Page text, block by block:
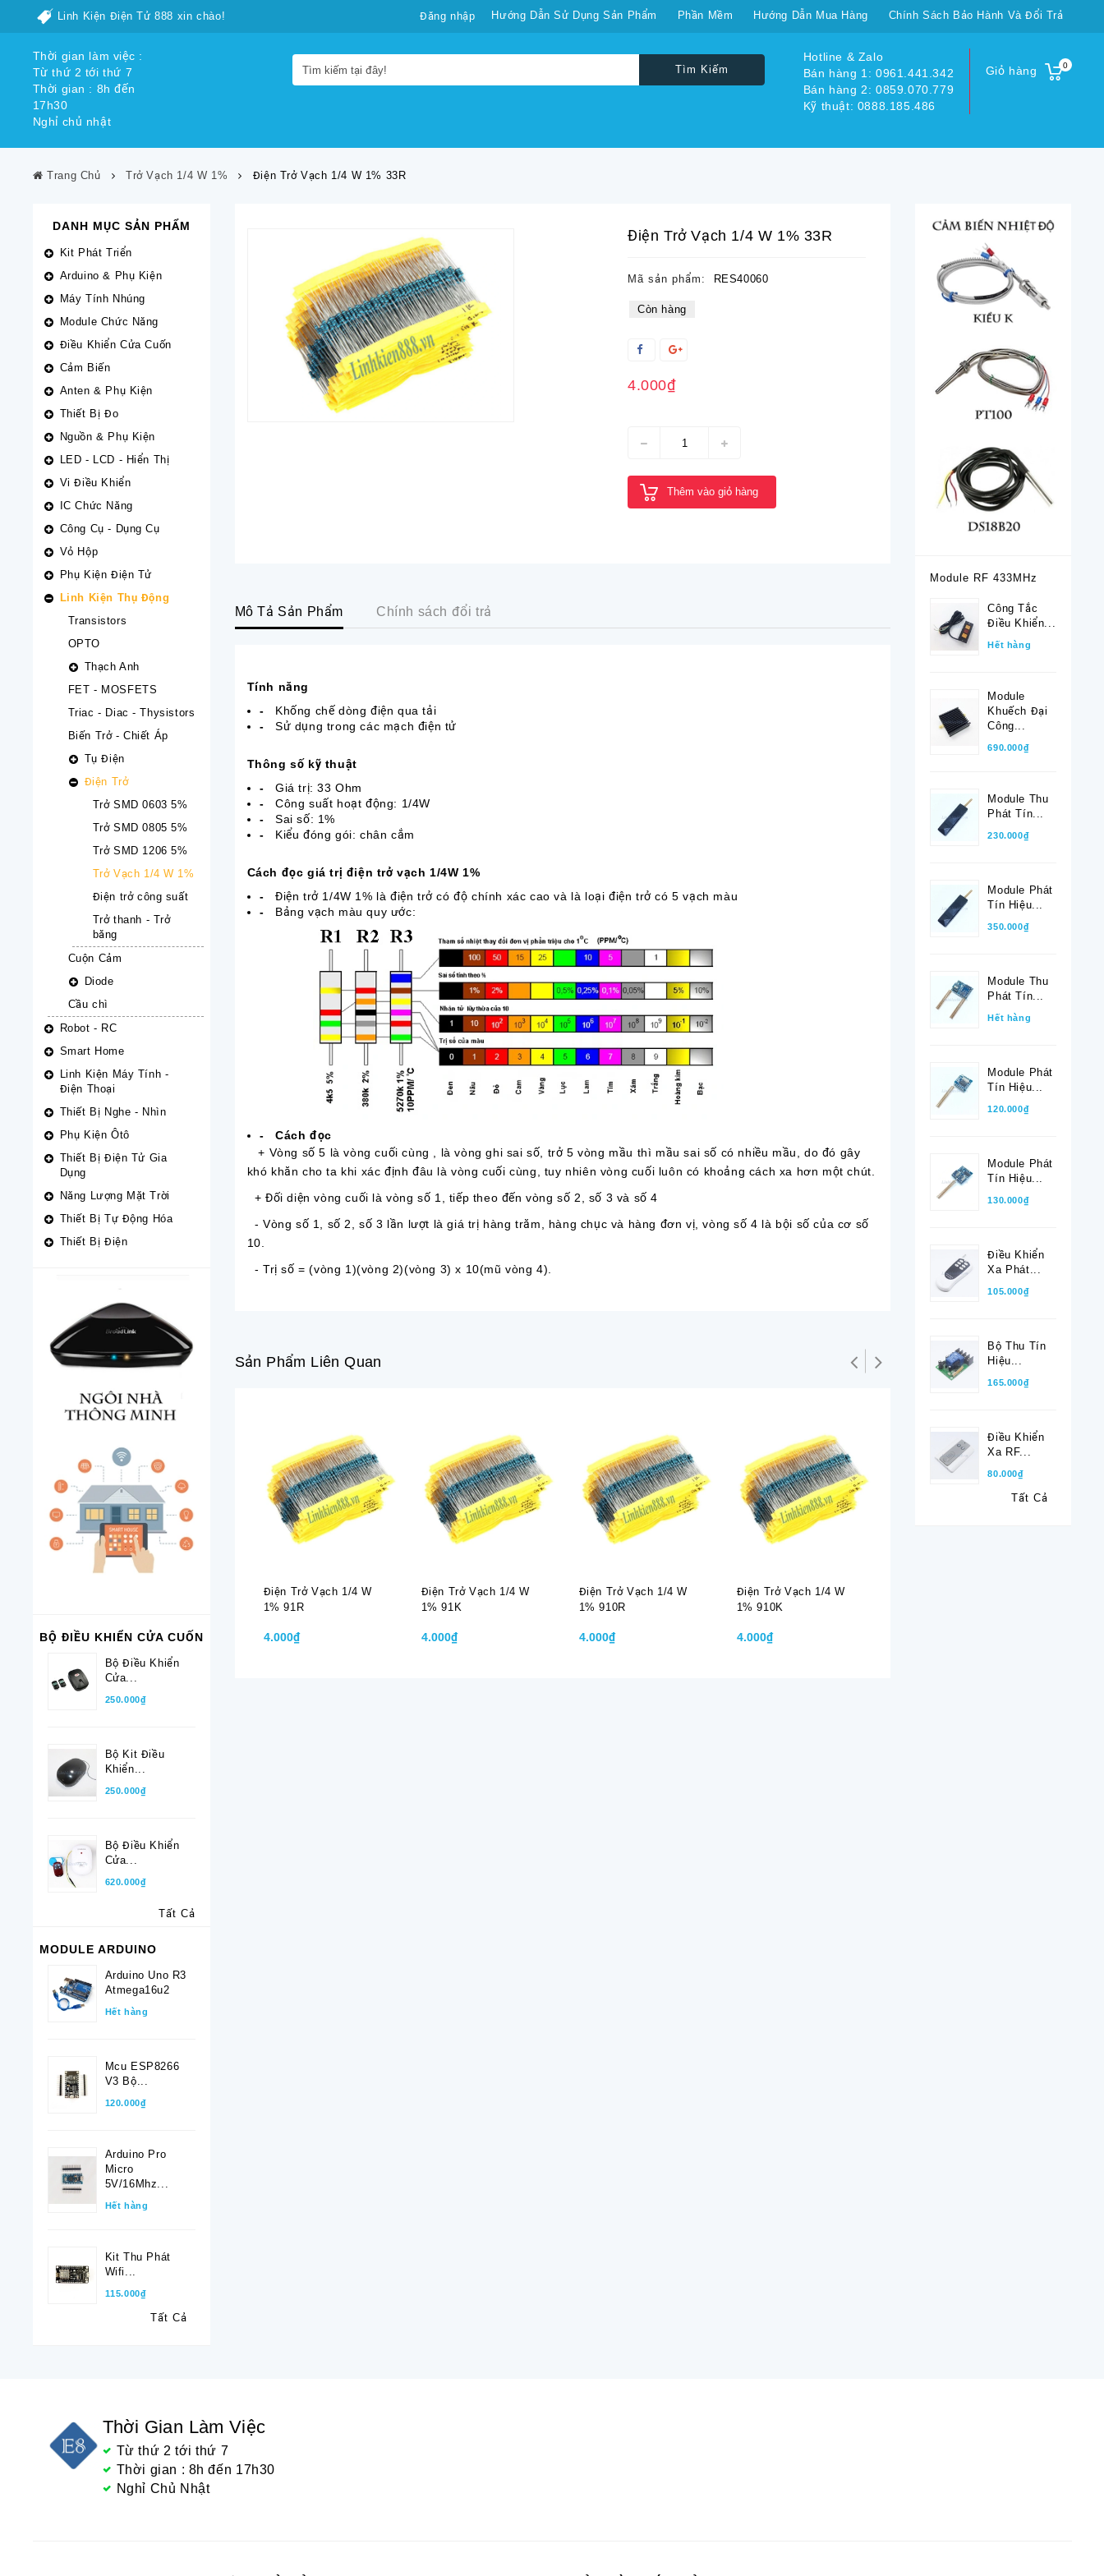
Linh Kiện Điện Tử 888 xin chào! Hướng Dẫn Sử Dụng Sản Phẩm Phần Mềm Hướng Dẫn Mua Hàng Chính Sách Bảo Hành Và Đổi Trả
Đăng nhập
Thời gian làm việc :
Từ thứ 2 tới thứ 7
Thời gian : 8h đến
17h30
Nghỉ chủ nhật
Giỏ hàng 0
Hotline & Zalo
Bán hàng 1: 0961.441.342
Bán hàng 2: 0859.070.779
Kỹ thuật: 0888.185.486
Tìm Kiếm
Trang Chủ Trở Vạch 1/4 W 1% Điện Trở Vạch 1/4 W 1% 33R
DANH MỤC SẢN PHẨM
Kit Phát Triển
Arduino & Phụ Kiện
Máy Tính Nhúng
Module Chức Năng
Điều Khiển Cửa Cuốn
Cảm Biến
Anten & Phụ Kiện
Thiết Bị Đo
Nguồn & Phụ Kiện
LED - LCD - Hiển Thị
Vi Điều Khiển
IC Chức Năng
Công Cụ - Dụng Cụ
Vỏ Hộp
Phụ Kiện Điện Tử
Linh Kiện Thụ Động
Transistors
OPTO
Thạch Anh
FET - MOSFETS
Triac - Diac - Thysistors
Biến Trở - Chiết Áp
Tụ Điện
Điện Trở
Trở SMD 0603 5%
Trở SMD 0805 5%
Trở SMD 1206 5%
Trở Vạch 1/4 W 1%
Điện trở công suất
Trở thanh - Trở
băng
Cuộn Cảm
Diode
Cầu chì
Robot - RC
Smart Home
Linh Kiện Máy Tính -
Điện Thoại
Thiết Bị Nghe - Nhìn
Phụ Kiện Ôtô
Thiết Bị Điện Tử Gia
Dụng
Năng Lượng Mặt Trời
Thiết Bị Tự Động Hóa
Thiết Bị Điện
BỘ ĐIỀU KHIỂN CỬA CUỐN
Bộ Điều Khiển
Cửa...
250.000₫
Bộ Kit Điều
Khiển...
250.000₫
Bộ Điều Khiển
Cửa...
620.000₫
Tất Cả
MODULE ARDUINO
Arduino Uno R3
Atmega16u2
Hết hàng
Mcu ESP8266
V3 Bộ...
120.000₫
Arduino Pro
Micro
5V/16Mhz...
Hết hàng
Kit Thu Phát
Wifi...
115.000₫
Tất Cả
Điện Trở Vạch 1/4 W 1% 33R
Mã sản phẩm: RES40060
Còn hàng
4.000₫
Thêm vào giỏ hàng
Mô Tả Sản Phẩm Chính sách đổi trả
Tính năng
- Khống chế dòng điện qua tải
- Sử dụng trong các mạch điện tử
Thông số kỹ thuật
- Giá trị: 33 Ohm
- Công suất hoạt động: 1/4W
- Sai số: 1%
- Kiểu đóng gói: chân cắm
Cách đọc giá trị điện trở vạch 1/4W 1%
- Điện trở 1/4W 1% là điện trở có độ chính xác cao và là loại điện trở có 5 vạch màu
- Bảng vạch màu quy ước:
- Cách đọc
+ Vòng số 5 là vòng cuối cùng , là vòng ghi sai số, trở 5 vòng mầu thì mầu sai số có nhiều mầu, do đó gây
khó khăn cho ta khi xác định đâu là vòng cuối cùng, tuy nhiên vòng cuối luôn có khoảng cách xa hơn một chút.
+ Đối diện vòng cuối là vòng số 1, tiếp theo đến vòng số 2, số 3 và số 4
- Vòng số 1, số 2, số 3 lần lượt là giá trị hàng trăm, hàng chục và hàng đơn vị, vòng số 4 là bội số của cơ số
10.
- Trị số = (vòng 1)(vòng 2)(vòng 3) x 10(mũ vòng 4).
Sản Phẩm Liên Quan
Điện Trở Vạch 1/4 W
1% 91R
4.000₫
Điện Trở Vạch 1/4 W
1% 91K
4.000₫
Điện Trở Vạch 1/4 W
1% 910R
4.000₫
Điện Trở Vạch 1/4 W
1% 910K
4.000₫
Module RF 433MHz
Công Tắc
Điều Khiển...
Hết hàng
Module
Khuếch Đại
Công...
690.000₫
Module Thu
Phát Tín...
230.000₫
Module Phát
Tín Hiệu...
350.000₫
Module Thu
Phát Tín...
Hết hàng
Module Phát
Tín Hiệu...
120.000₫
Module Phát
Tín Hiệu...
130.000₫
Điều Khiển
Xa Phát...
105.000₫
Bộ Thu Tín
Hiệu...
165.000₫
Điều Khiển
Xa RF...
80.000₫
Tất Cả
Thời Gian Làm Việc
Từ thứ 2 tới thứ 7
Thời gian : 8h đến 17h30
Nghỉ Chủ Nhật